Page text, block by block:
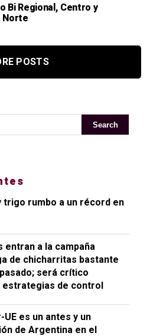
Bi Regional, Centro y
Norte
POSTS
trigo rumbo a un récord en
entran a la campaña
de chicharritas bastante
será crítico
estrategias de control
es un antes y un
de Argentina en el